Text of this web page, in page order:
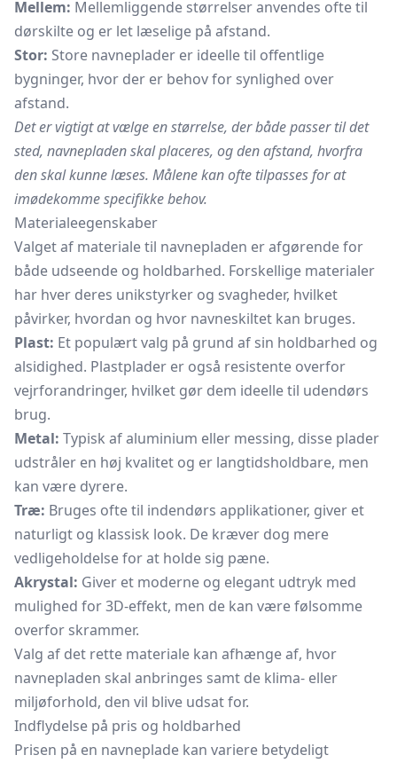
Mellem: Mellemliggende størrelser anvendes ofte til
dørskilte og er let læselige på afstand.
Stor: Store navneplader er ideelle til offentlige
bygninger, hvor der er behov for synlighed over
afstand.
Det er vigtigt at vælge en størrelse, der både passer til det
sted, navnepladen skal placeres, og den afstand, hvorfra
den skal kunne læses. Målene kan ofte tilpasses for at
imødekomme specifikke behov.
Materialeegenskaber
Valget af materiale til navnepladen er afgørende for
både udseende og holdbarhed. Forskellige materialer
har hver deres unikstyrker og svagheder, hvilket
påvirker, hvordan og hvor navneskiltet kan bruges.
Plast: Et populært valg på grund af sin holdbarhed og
alsidighed. Plastplader er også resistente overfor
vejrforandringer, hvilket gør dem ideelle til udendørs
brug.
Metal: Typisk af aluminium eller messing, disse plader
udstråler en høj kvalitet og er langtidsholdbare, men
kan være dyrere.
Træ: Bruges ofte til indendørs applikationer, giver et
naturligt og klassisk look. De kræver dog mere
vedligeholdelse for at holde sig pæne.
Akrystal: Giver et moderne og elegant udtryk med
mulighed for 3D-effekt, men de kan være følsomme
overfor skrammer.
Valg af det rette materiale kan afhænge af, hvor
navnepladen skal anbringes samt de klima- eller
miljøforhold, den vil blive udsat for.
Indflydelse på pris og holdbarhed
Prisen på en navneplade kan variere betydeligt